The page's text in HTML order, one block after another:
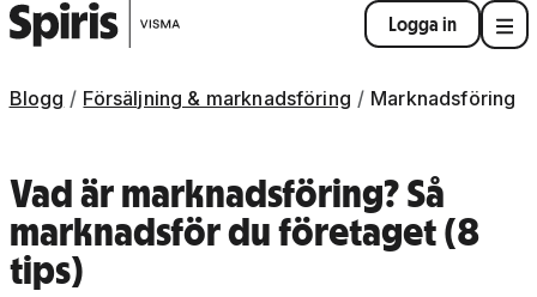
Logga in
Blogg Försäljning & marknadsföring Marknadsföring
Vad är marknadsföring? Så
marknadsför du företaget (8
tips)